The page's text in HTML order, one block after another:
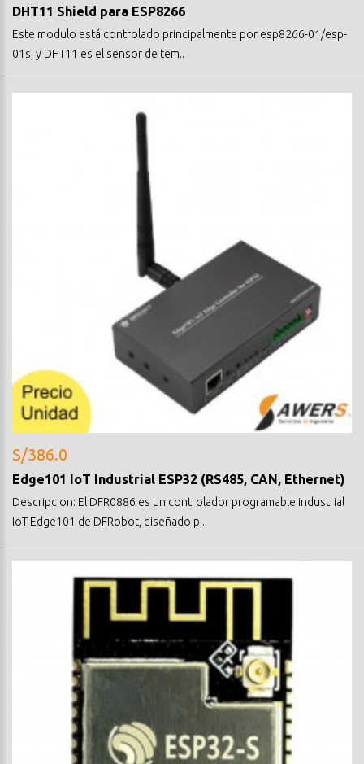
DHT11 Shield para ESP8266
Este modulo está controlado principalmente por esp8266-01/esp-
01s, y DHT11 es el sensor de tem..
S/386.0
Edge101 IoT Industrial ESP32 (RS485, CAN, Ethernet)
Descripcion: El DFR0886 es un controlador programable industrial
IoT Edge101 de DFRobot, diseñado p..